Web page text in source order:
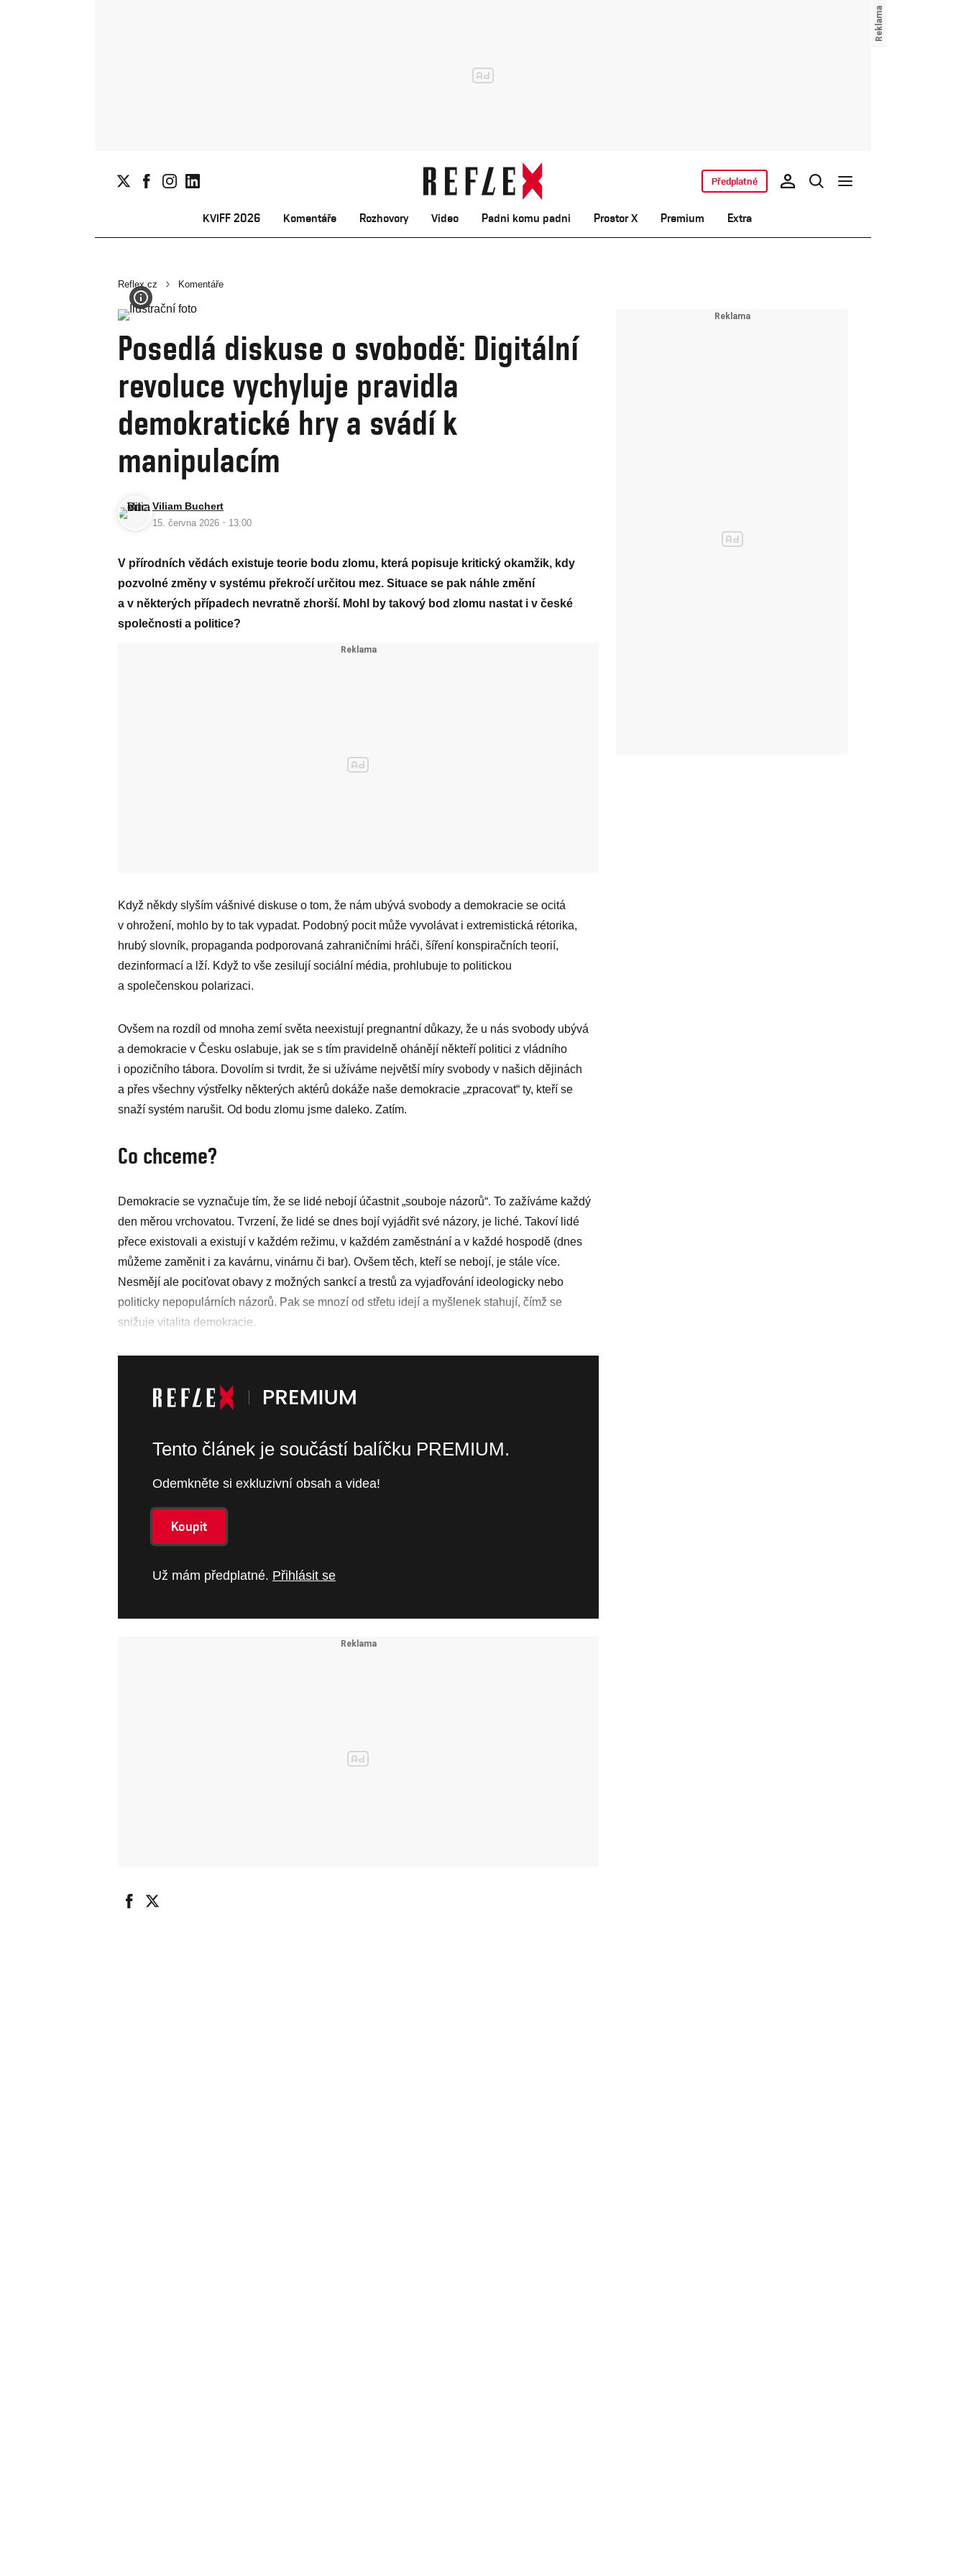
KVIFF 2026 Komentáře Rozhovory Video Padni komu padni Prostor X Premium Extra
Předplatné
Reflex.cz Komentáře
Posedlá diskuse o svobodě: Digitální
revoluce vychyluje pravidla
demokratické hry a svádí k
manipulacím
Viliam Buchert
15. června 2026 · 13:00
V přírodních vědách existuje teorie bodu zlomu, která popisuje kritický okamžik, kdy
pozvolné změny v systému překročí určitou mez. Situace se pak náhle změní
a v některých případech nevratně zhorší. Mohl by takový bod zlomu nastat i v české
společnosti a politice?
Když někdy slyším vášnivé diskuse o tom, že nám ubývá svobody a demokracie se ocitá
v ohrožení, mohlo by to tak vypadat. Podobný pocit může vyvolávat i extremistická rétorika,
hrubý slovník, propaganda podporovaná zahraničními hráči, šíření konspiračních teorií,
dezinformací a lží. Když to vše zesilují sociální média, prohlubuje to politickou
a společenskou polarizaci.
Ovšem na rozdíl od mnoha zemí světa neexistují pregnantní důkazy, že u nás svobody ubývá
a demokracie v Česku oslabuje, jak se s tím pravidelně ohánějí někteří politici z vládního
i opozičního tábora. Dovolím si tvrdit, že si užíváme největší míry svobody v našich dějinách
a přes všechny výstřelky některých aktérů dokáže naše demokracie „zpracovat“ ty, kteří se
snaží systém narušit. Od bodu zlomu jsme daleko. Zatím.
Co chceme?
Demokracie se vyznačuje tím, že se lidé nebojí účastnit „souboje názorů“. To zažíváme každý
den měrou vrchovatou. Tvrzení, že lidé se dnes bojí vyjádřit své názory, je liché. Takoví lidé
přece existovali a existují v každém režimu, v každém zaměstnání a v každé hospodě (dnes
můžeme zaměnit i za kavárnu, vinárnu či bar). Ovšem těch, kteří se nebojí, je stále více.
Nesmějí ale pociťovat obavy z možných sankcí a trestů za vyjadřování ideologicky nebo
politicky nepopulárních názorů. Pak se mnozí od střetu idejí a myšlenek stahují, čímž se
snižuje vitalita demokracie.
Tento článek je součástí balíčku PREMIUM.
Odemkněte si exkluzivní obsah a videa!
Koupit
Už mám předplatné. Přihlásit se